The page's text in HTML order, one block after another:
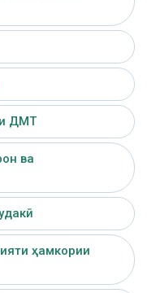
ДМТ
ва
ҳамкории